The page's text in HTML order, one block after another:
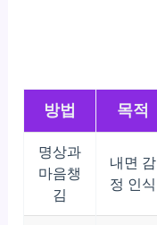
방법 목적
명상과
마음챙
김
내면 감
정 인식